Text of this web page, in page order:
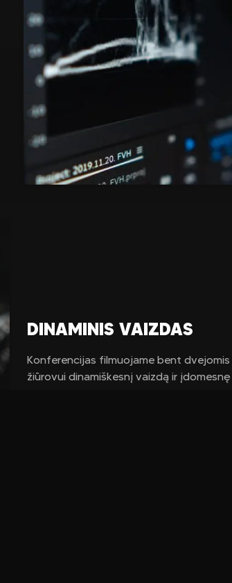
DINAMINIS VAIZDAS
Konferencijas filmuojame bent
žiūrovui dinamiškesnį vaizdą ir